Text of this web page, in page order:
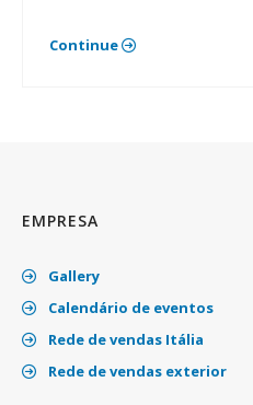
Continue
EMPRESA
Gallery
Calendário de eventos
Rede de vendas Itália
Rede de vendas exterior